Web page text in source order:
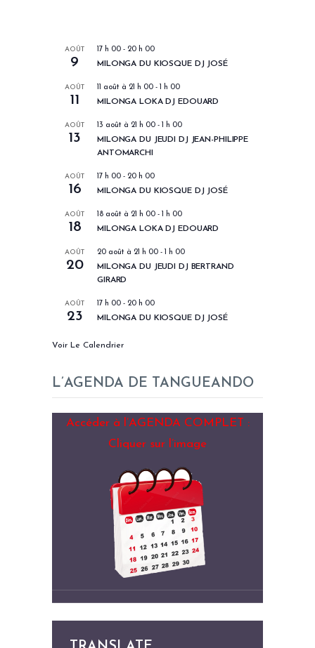
AOÛT
9
17 h 00 - 20 h 00
MILONGA DU KIOSQUE DJ JOSÉ
AOÛT
11
11 août à 21 h 00 - 1 h 00
MILONGA LOKA DJ EDOUARD
AOÛT
13
13 août à 21 h 00 - 1 h 00
MILONGA DU JEUDI DJ JEAN-PHILIPPE
ANTOMARCHI
AOÛT
16
17 h 00 - 20 h 00
MILONGA DU KIOSQUE DJ JOSÉ
AOÛT
18
18 août à 21 h 00 - 1 h 00
MILONGA LOKA DJ EDOUARD
AOÛT
20
20 août à 21 h 00 - 1 h 00
MILONGA DU JEUDI DJ BERTRAND
GIRARD
AOÛT
23
17 h 00 - 20 h 00
MILONGA DU KIOSQUE DJ JOSÉ
Voir Le Calendrier
L’AGENDA DE TANGUEANDO
Accéder à l’AGENDA COMPLET :
Cliquer sur l’image